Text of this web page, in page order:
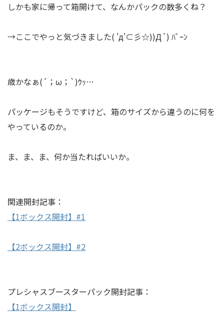
しかも家に帰って箱開けて、なんかパックの数多くね？
→ここでやっと気づきました( 'д'⊂彡☆))Д´) ﾊﾟｰﾝ
歳かなぁ(´；ω；`)ｳｯ…
パッケージもそうですけど、箱のサイズから違うのに何を
やっているのか。
ま、ま、ま、何か当たればいいか。
関連開封記事：
【1ボックス開封】#1
【2ボックス開封】#2
プレシャスブースターパック開封記事：
【1ボックス開封】